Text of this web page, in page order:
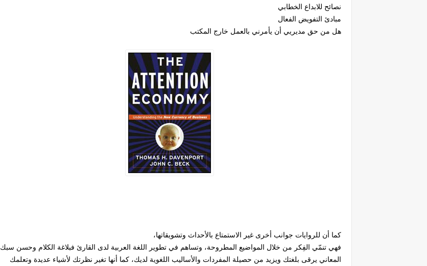
نصائح للابداع الخطابي
مبادئ التفويض الفعال
هل من حق مديريي أن يأمرني بالعمل خارج المكتب
كما أن للروايات جوانب أخرى غير الاستمتاع بالأحداث وتشويقاتها،
فهي تنمّي الفِكر من خلال المواضيع المطروحة، وتساهم في تطوير اللغة العربية لدى القارئ فبلاغة الكلام وحسن سبك
المعاني يرقى بلغتك ويزيد من حصيلة المفردات والأساليب اللغوية لديك، كما أنها تغير نظرتك لأشياء عديدة وتعلمك